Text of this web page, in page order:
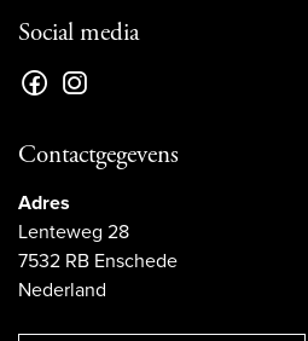
Social media
Contactgegevens
Adres
Lenteweg 28
7532 RB Enschede
Nederland